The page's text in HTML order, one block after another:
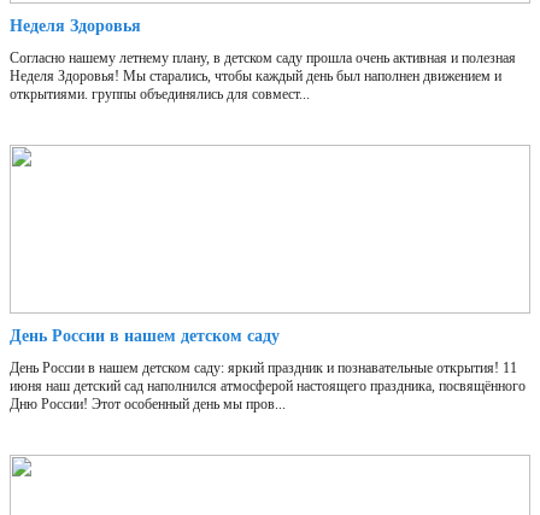
Неделя Здоровья
Согласно нашему летнему плану, в детском саду прошла очень активная и полезная
Неделя Здоровья! Мы старались, чтобы каждый день был наполнен движением и
открытиями. группы объединялись для совмест...
День России в нашем детском саду
День России в нашем детском саду: яркий праздник и познавательные открытия! 11
июня наш детский сад наполнился атмосферой настоящего праздника, посвящённого
Дню России! Этот особенный день мы пров...